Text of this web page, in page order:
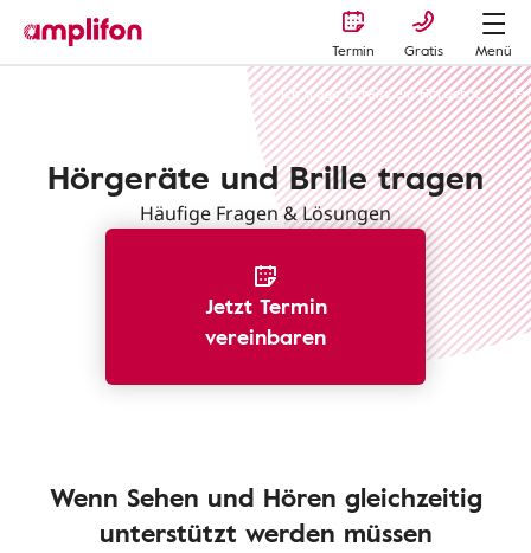
Termin Gratis
Menü
Ich trage bereits ein Hörgerät
Hörgeräte und Brille tragen
Häufige Fragen & Lösungen
Jetzt Termin
vereinbaren
Wenn Sehen und Hören gleichzeitig
unterstützt werden müssen